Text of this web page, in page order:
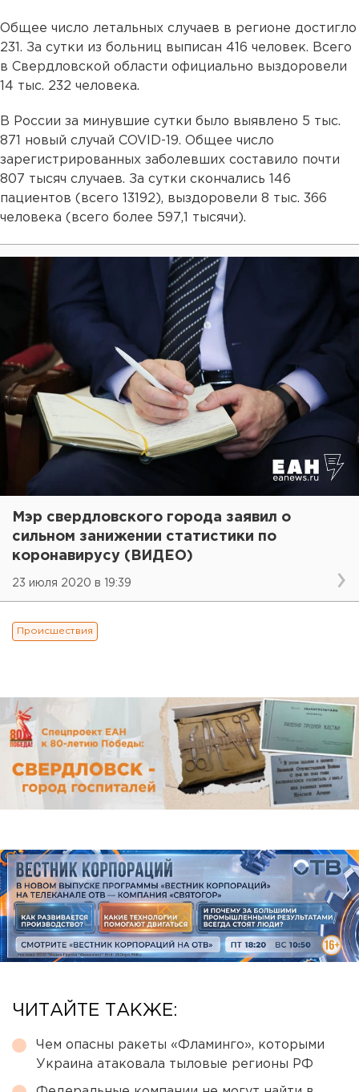
Общее число летальных случаев в регионе достигло
231. За сутки из больниц выписан 416 человек. Всего
в Свердловской области официально выздоровели
14 тыс. 232 человека.
В России за минувшие сутки было выявлено 5 тыс.
871 новый случай COVID-19. Общее число
зарегистрированных заболевших составило почти
807 тысяч случаев. За сутки скончались 146
пациентов (всего 13192), выздоровели 8 тыс. 366
человека (всего более 597,1 тысячи).
Мэр свердловского города заявил о
сильном занижении статистики по
коронавирусу (ВИДЕО)
23 июля 2020 в 19:39
Происшествия
ЧИТАЙТЕ ТАКЖЕ:
Чем опасны ракеты «Фламинго», которыми
Украина атаковала тыловые регионы РФ